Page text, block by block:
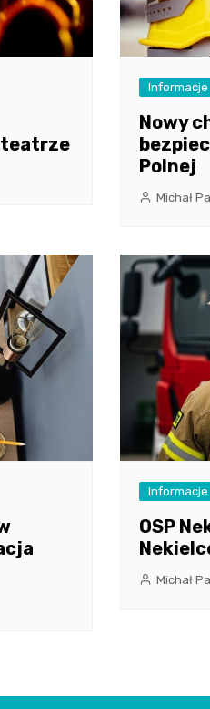
Informacje
Nowy
Polnej
Michał
Informacje
OSP
Michał